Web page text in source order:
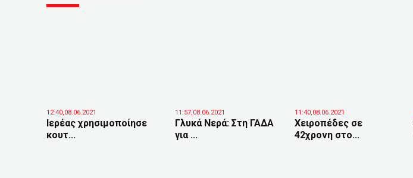
12:40,08.06.2021
Ιερέας χρησιμοποίησε
κουτ...
11:57,08.06.2021
Γλυκά Νερά: Στη ΓΑΔΑ
για ...
11:40,08.06.2021
Χειροπέδες σε
42χρονη στο...